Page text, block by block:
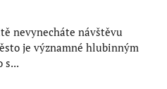
nevynecháte návštěvu
je významné hlubinným
s...